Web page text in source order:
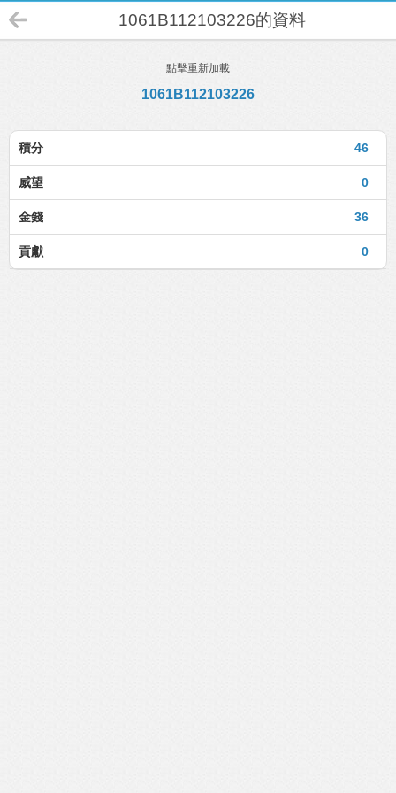
1061B112103226的資料
點擊重新加載
1061B112103226
46
積分
0
威望
36
金錢
0
貢獻